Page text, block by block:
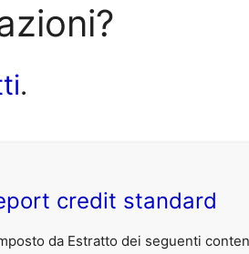
.
credit standard
da Estratto dei seguenti